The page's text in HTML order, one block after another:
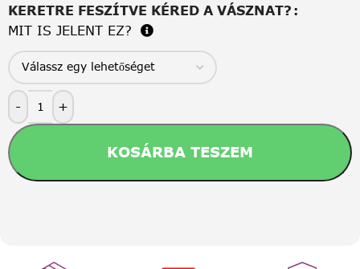
KERETRE FESZÍTVE KÉRED A VÁSZNAT?
MIT IS JELENT EZ?
- +
KOSÁRBA TESZEM